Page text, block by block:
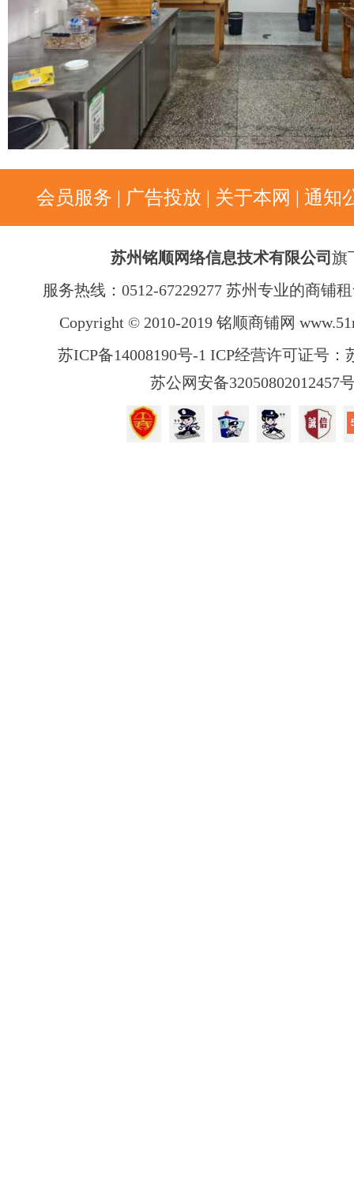
会员服务 | 广告投放 | 关于本网 | 通知
苏州铭顺网络信息技术有限公司旗
服务热线：0512-67229277 苏州专业的商铺
Copyright © 2010-2019 铭顺商铺网
苏ICP备14008190号-1 ICP经营许可证号：
苏公网安备32050802012457